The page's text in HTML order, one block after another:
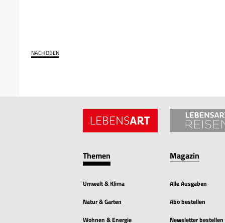
NACH OBEN
Themen
Umwelt & Klima
Natur & Garten
Wohnen & Energie
Magazin
Alle Ausgaben
Abo bestellen
Newsletter bestellen